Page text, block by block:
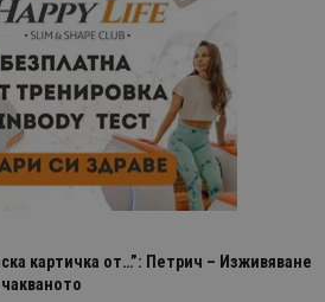
картичка от…”: Петрич – Изживяване